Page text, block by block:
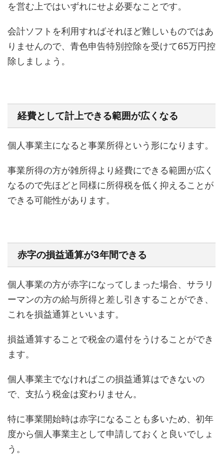
を営む上ではいずれにせよ必要なことです。
会計ソフトを利用すればそれほど難しいものではあ
りませんので、青色申告特別控除を受けて65万円控
除しましょう。
経費として計上できる範囲が広くなる
個人事業主になると事業所得という形になります。
事業所得の方が雑所得より経費にできる範囲が広く
なるので先ほどと同様に所得税を低く抑えることが
できる可能性があります。
赤字の損益通算が3年間できる
個人事業の方が赤字になってしまった場合、サラリ
ーマンの方の給与所得と差し引きすることができ、
これを損益通算といいます。
損益通算することで税金の還付をうけることができ
ます。
個人事業主でなければこの損益通算はできないの
で、支払う税金は変わりません。
特に事業開始時は赤字になることも多いため、初年
度から個人事業主として申請しておくと良いでしょ
う。